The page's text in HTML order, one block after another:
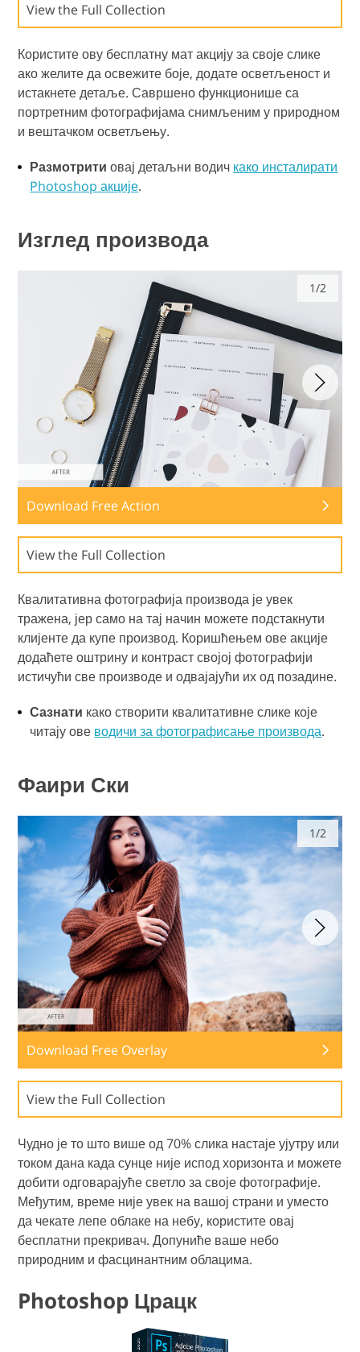
View the Full Collection
Користите ову бесплатну мат акцију за своје слике
ако желите да освежите боје, додате осветљеност и
истакнете детаље. Савршено функционише са
портретним фотографијама снимљеним у природном
и вештачком осветљењу.
Размотрити овај детаљни водич како инсталирати
Photoshop акције.
Изглед производа
1/2
Download Free Action
View the Full Collection
Квалитативна фотографија производа је увек
тражена, јер само на тај начин можете подстакнути
клијенте да купе производ. Коришћењем ове акције
додаћете оштрину и контраст својој фотографији
истичући све производе и одвајајући их од позадине.
Сазнати како створити квалитативне слике које
читају ове водичи за фотографисање производа.
Фаири Ски
1/2
Download Free Overlay
View the Full Collection
Чудно је то што више од 70% слика настаје ујутру или
током дана када сунце није испод хоризонта и можете
добити одговарајуће светло за своје фотографије.
Међутим, време није увек на вашој страни и уместо
да чекате лепе облаке на небу, користите овај
бесплатни прекривач. Допуниће ваше небо
природним и фасцинантним облацима.
Photoshop Црацк